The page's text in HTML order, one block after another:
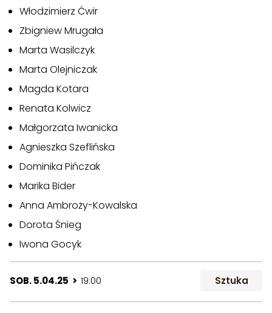
Włodzimierz Ćwir
Zbigniew Mrugała
Marta Wasilczyk
Marta Olejniczak
Magda Kotara
Renata Kolwicz
Małgorzata Iwanicka
Agnieszka Szeflińska
Dominika Pińczak
Marika Bider
Anna Ambroży-Kowalska
Dorota Śnieg
Iwona Gocyk
SOB. 5.04.25 > 19:00 Sztuka